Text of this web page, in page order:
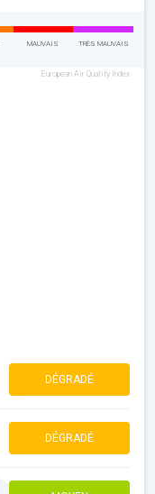
MAUVAIS TRÈS MAUVAIS
European Air Quality Index
DÉGRADÉ
DÉGRADÉ